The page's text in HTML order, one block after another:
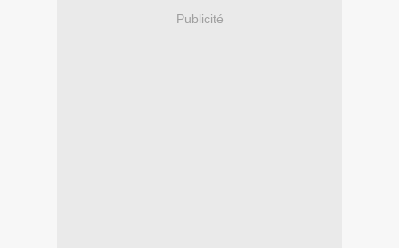
Publicité